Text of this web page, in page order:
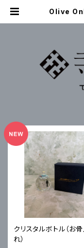
Olive
クリスタルボトル（お骨
れ）